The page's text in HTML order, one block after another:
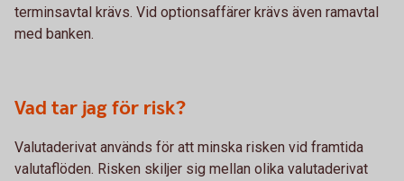
terminsavtal krävs. Vid optionsaffärer krävs även ramavtal
med banken.
Vad tar jag för risk?
Valutaderivat används för att minska risken vid framtida
valutaflöden. Risken skiljer sig mellan olika valutaderivat